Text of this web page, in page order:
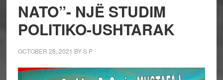
NATO”- NJË STUDIM
POLITIKO-USHTARAK
OCTOBER 28, 2021 BYS P